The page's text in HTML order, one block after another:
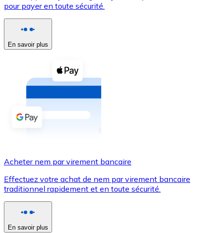
XRP
Voir toutes
Coupons crypto
Achetez des cryptomonnaies en espèces et d'autres
Acheter avec espèces
Virement SEPA
Utilisez les cartes Visa et Mastercard pour acheter
Acheter avec carte
pour payer en toute sécurité.
En savoir plus
Acheter nem par virement bancaire
Effectuez votre achat de nem par virement bancaire
traditionnel rapidement et en toute sécurité.
En savoir plus